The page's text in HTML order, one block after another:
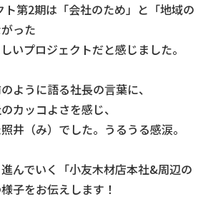
第2期は「会社のため」と「地域の
った
いプロジェクトだと感じました。
ように語る社長の言葉に、
カッコよさを感じ、
井（み）でした。うるうる感涙。
んでいく「小友木材店本社&周辺の
子をお伝えします！